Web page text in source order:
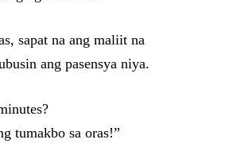
sapat na ang maliit na
ang pasensya niya.
tumakbo sa oras!”